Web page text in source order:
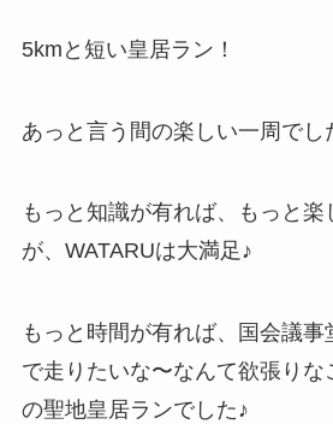
5kmと短い皇居ラン！
あっと言う間の楽しい一周でし
もっと知識が有れば、もっと楽
が、WATARUは大満足♪
もっと時間が有れば、国会議事
で走りたいな〜なんて欲張りな
の聖地皇居ランでした♪